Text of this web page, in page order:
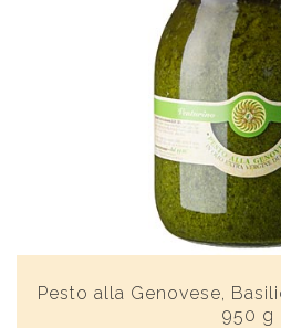
Pesto alla Genovese,
950 g